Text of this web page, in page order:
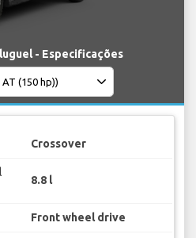
- Especificações
Crossover
8.8 l
Front wheel drive